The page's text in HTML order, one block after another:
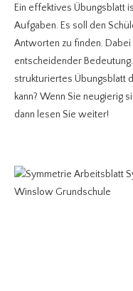
Ein effektives Übungsblatt
Aufgaben. Es soll den
Antworten zu finden.
entscheidender
strukturiertes Übungsblatt
kann? Wenn Sie neugierig
dann lesen Sie weiter!